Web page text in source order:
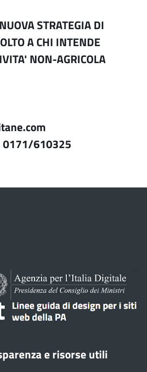
STRATEGIA DI
A CHI INTENDE
NON-AGRICOLA
e risorse utili